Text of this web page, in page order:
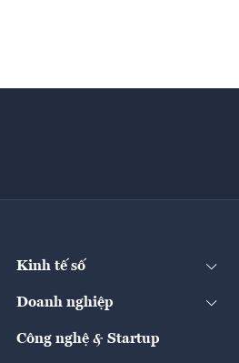
Kinh tế số
Doanh nghiệp
Công nghệ & Startup